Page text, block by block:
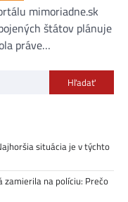
mimoriadne.sk
štátov plánuje
práve…
Hľadať
situácia je v týchto
zamierila na políciu: Prečo